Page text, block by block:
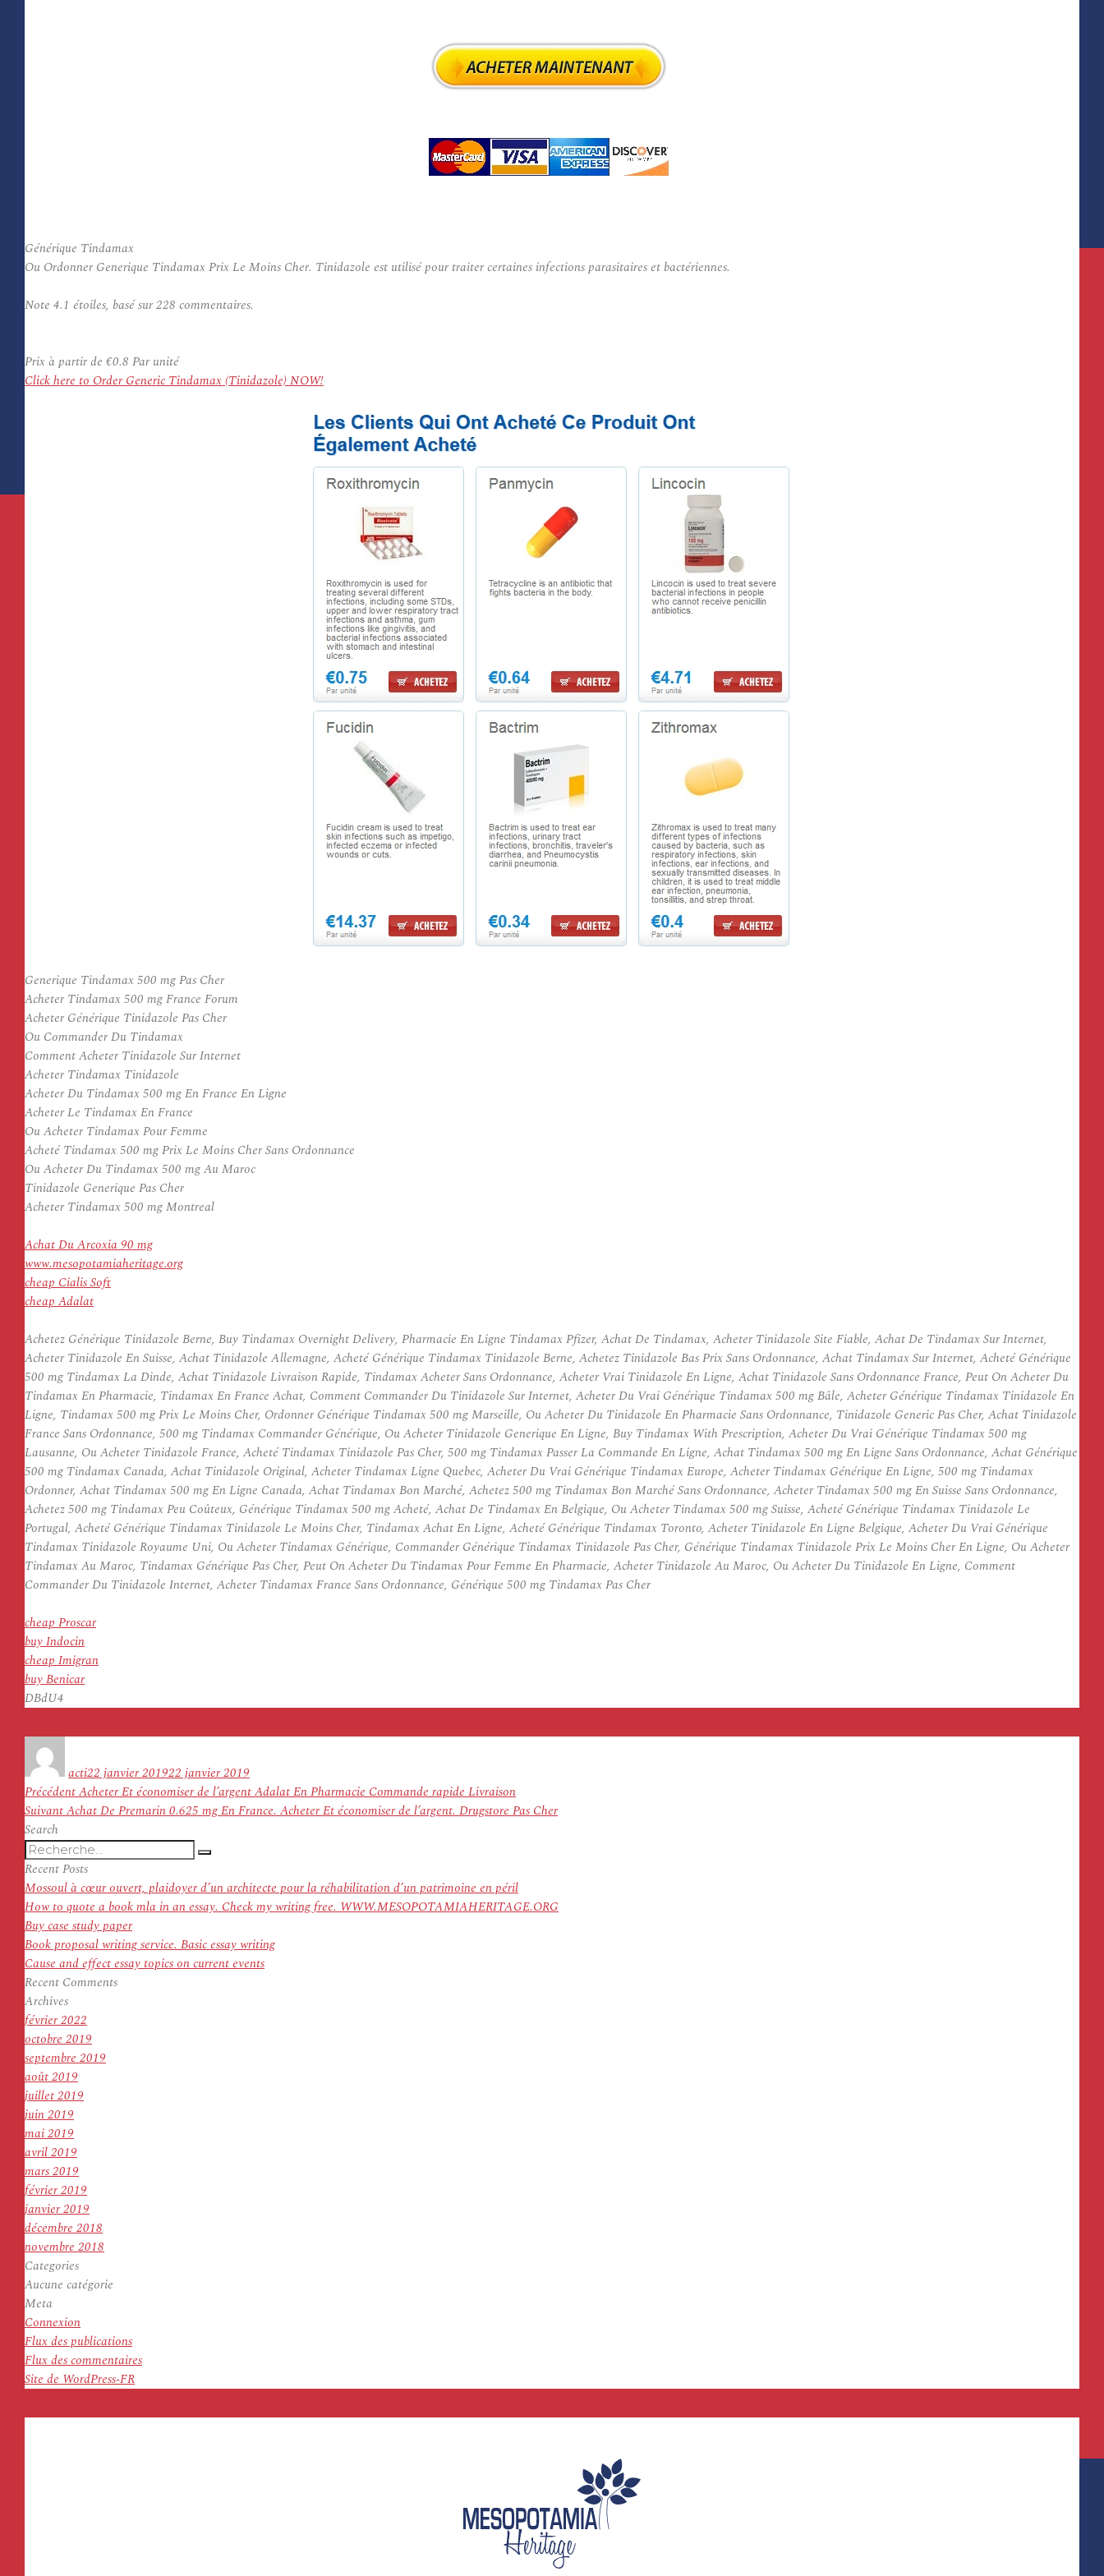
Générique Tindamax
Ou Ordonner Generique Tindamax Prix Le Moins Cher. Tinidazole est utilisé pour traiter certaines infections parasitaires et bactériennes.
Note 4.1 étoiles, basé sur228 commentaires.
Prix à partir de €0.8 Par unité
Click here to Order Generic Tindamax (Tinidazole) NOW!
Generique Tindamax 500 mg Pas Cher
Acheter Tindamax 500 mg France Forum
Acheter Générique Tinidazole Pas Cher
Ou Commander Du Tindamax
Comment Acheter Tinidazole Sur Internet
Acheter Tindamax Tinidazole
Acheter Du Tindamax 500 mg En France En Ligne
Acheter Le Tindamax En France
Ou Acheter Tindamax Pour Femme
Acheté Tindamax 500 mg Prix Le Moins Cher Sans Ordonnance
Ou Acheter Du Tindamax 500 mg Au Maroc
Tinidazole Generique Pas Cher
Acheter Tindamax 500 mg Montreal
Achat Du Arcoxia 90 mg
www.mesopotamiaheritage.org
cheap Cialis Soft
cheap Adalat
Achetez Générique Tinidazole Berne, Buy Tindamax Overnight Delivery, Pharmacie En Ligne Tindamax Pfizer, Achat De Tindamax, Acheter Tinidazole Site Fiable, Achat De Tindamax Sur Internet,
Acheter Tinidazole En Suisse, Achat Tinidazole Allemagne, Acheté Générique Tindamax Tinidazole Berne, Achetez Tinidazole Bas Prix Sans Ordonnance, Achat Tindamax Sur Internet, Acheté Générique
500 mg Tindamax La Dinde, Achat Tinidazole Livraison Rapide, Tindamax Acheter Sans Ordonnance, Acheter Vrai Tinidazole En Ligne, Achat Tinidazole Sans Ordonnance France, Peut On Acheter Du
Tindamax En Pharmacie, Tindamax En France Achat, Comment Commander Du Tinidazole Sur Internet, Acheter Du Vrai Générique Tindamax 500 mg Bâle, Acheter Générique Tindamax Tinidazole En
Ligne, Tindamax 500 mg Prix Le Moins Cher, Ordonner Générique Tindamax 500 mg Marseille, Ou Acheter Du Tinidazole En Pharmacie Sans Ordonnance, Tinidazole Generic Pas Cher, Achat Tinidazole
France Sans Ordonnance, 500 mg Tindamax Commander Générique, Ou Acheter Tinidazole Generique En Ligne, Buy Tindamax With Prescription, Acheter Du Vrai Générique Tindamax 500 mg
Lausanne, Ou Acheter Tinidazole France, Acheté Tindamax Tinidazole Pas Cher, 500 mg Tindamax Passer La Commande En Ligne, Achat Tindamax 500 mg En Ligne Sans Ordonnance, Achat Générique
500 mg Tindamax Canada, Achat Tinidazole Original, Acheter Tindamax Ligne Quebec, Acheter Du Vrai Générique Tindamax Europe, Acheter Tindamax Générique En Ligne, 500 mg Tindamax
Ordonner, Achat Tindamax 500 mg En Ligne Canada, Achat Tindamax Bon Marché, Achetez 500 mg Tindamax Bon Marché Sans Ordonnance, Acheter Tindamax 500 mg En Suisse Sans Ordonnance,
Achetez 500 mg Tindamax Peu Coûteux, Générique Tindamax 500 mg Acheté, Achat De Tindamax En Belgique, Ou Acheter Tindamax 500 mg Suisse, Acheté Générique Tindamax Tinidazole Le
Portugal, Acheté Générique Tindamax Tinidazole Le Moins Cher, Tindamax Achat En Ligne, Acheté Générique Tindamax Toronto, Acheter Tinidazole En Ligne Belgique, Acheter Du Vrai Générique
Tindamax Tinidazole Royaume Uni, Ou Acheter Tindamax Générique, Commander Générique Tindamax Tinidazole Pas Cher, Générique Tindamax Tinidazole Prix Le Moins Cher En Ligne, Ou Acheter
Tindamax Au Maroc, Tindamax Générique Pas Cher, Peut On Acheter Du Tindamax Pour Femme En Pharmacie, Acheter Tinidazole Au Maroc, Ou Acheter Du Tinidazole En Ligne, Comment
Commander Du Tinidazole Internet, Acheter Tindamax France Sans Ordonnance, Générique 500 mg Tindamax Pas Cher
cheap Proscar
buy Indocin
cheap Imigran
buy Benicar
DBdU4
actile
22 janvier 201922 janvier 2019
Navigation
de
l’article
PrécédentArticle
précédent :
Acheter Et économiser de l’argent Adalat En Pharmacie Commande rapide Livraison
SuivantArticle
Achat De Premarin 0.625 mg En France. Acheter Et économiser de l’argent. Drugstore Pas Cher
Search
Recherche
pour
:
Recherche
Recent Posts
Mossoul à cœur ouvert, plaidoyer d’un architecte pour la réhabilitation d’un patrimoine en péril
How to quote a book mla in an essay. Check my writing free. WWW.MESOPOTAMIAHERITAGE.ORG
Buy case study paper
Book proposal writing service. Basic essay writing
Cause and effect essay topics on current events
Recent Comments
Archives
février 2022
octobre 2019
septembre 2019
août 2019
juillet 2019
juin 2019
mai 2019
avril 2019
mars 2019
février 2019
janvier 2019
décembre 2018
novembre 2018
Categories
Aucune catégorie
Meta
Connexion
Flux des publications
Flux des commentaires
Site de WordPress-FR